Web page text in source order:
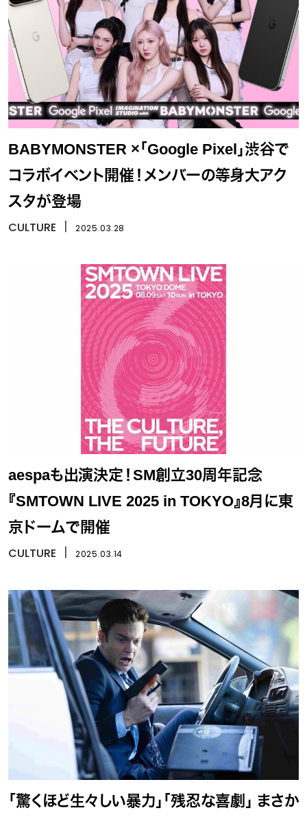
BABYMONSTER ×「Google Pixel」渋谷で
コラボイベント開催！メンバーの等身大アク
スタが登場
CULTURE 2025.03.28
aespaも出演決定！SM創立30周年記念
『SMTOWN LIVE 2025 in TOKYO』8月に東
京ドームで開催
CULTURE 2025.03.14
「驚くほど生々しい暴力」「残忍な喜劇」 まさか